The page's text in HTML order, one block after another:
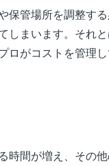
保管場所を調整す
しまいます。それ
ロがコストを管理
時間が増え、その